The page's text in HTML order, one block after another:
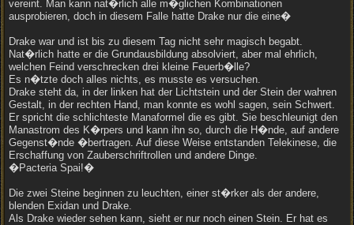
vereint. Man kann nat�rlich alle m�glichen Kombinationen
ausprobieren, doch in diesem Falle hatte Drake nur die eine�
Drake war und ist bis zu diesem Tag nicht sehr magisch begabt.
Nat�rlich hatte er die Grundausbildung absolviert, aber mal ehrlich,
welchen Feind verschrecken drei kleine Feuerb�lle?
Es n�tzte doch alles nichts, es musste es versuchen.
Drake steht da, in der linken hat der Lichtstein und der Stein der wahren
Gestalt, in der rechten Hand, man konnte es wohl sagen, sein Schwert.
Er spricht die schlichteste Manaformel die es gibt. Sie beschleunigt den
Manastrom des K�rpers und kann ihn so, durch die H�nde, auf andere
Gegenst�nde �bertragen. Auf diese Weise entstanden Telekinese, die
Erschaffung von Zauberschriftrollen und andere Dinge.
�Pacteria Spai!�
Die zwei Steine beginnen zu leuchten, einer st�rker als der andere,
blenden Exidan und Drake.
Als Drake wieder sehen kann, sieht er nur noch einen Stein. Er hat es